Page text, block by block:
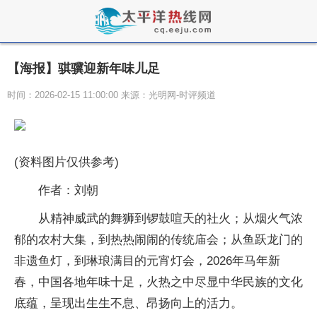
【海报】骐骥迎新年味儿足
时间：2026-02-15 11:00:00 来源：光明网-时评频道
(资料图片仅供参考)
作者：刘朝
从精神威武的舞狮到锣鼓喧天的社火；从烟火气浓
郁的农村大集，到热热闹闹的传统庙会；从鱼跃龙门的
非遗鱼灯，到琳琅满目的元宵灯会，2026年马年新
春，中国各地年味十足，火热之中尽显中华民族的文化
底蕴，呈现出生生不息、昂扬向上的活力。